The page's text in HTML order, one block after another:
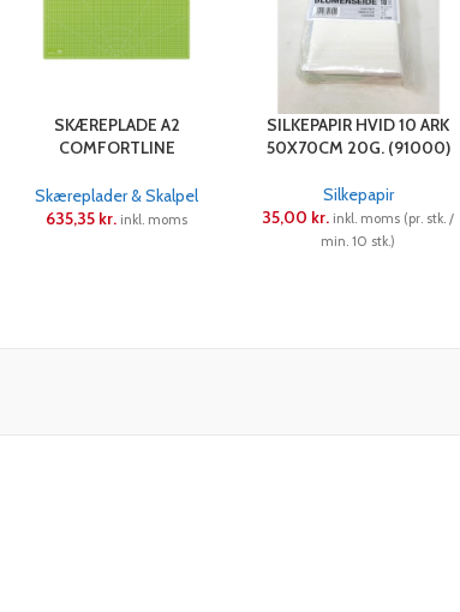
SKÆREPLADE A2
COMFORTLINE
Skæreplader & Skalpel
635,35 kr. inkl. moms
SILKEPAPIR HVID 10 ARK
50X70CM 20G. (91000)
Silkepapir
35,00 kr. inkl. moms (pr. stk. /
min. 10 stk.)